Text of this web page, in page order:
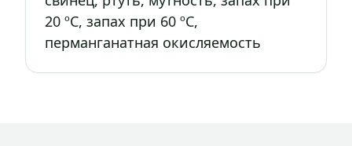
20 ºС, запах при 60 ºС,
перманганатная окисляемость